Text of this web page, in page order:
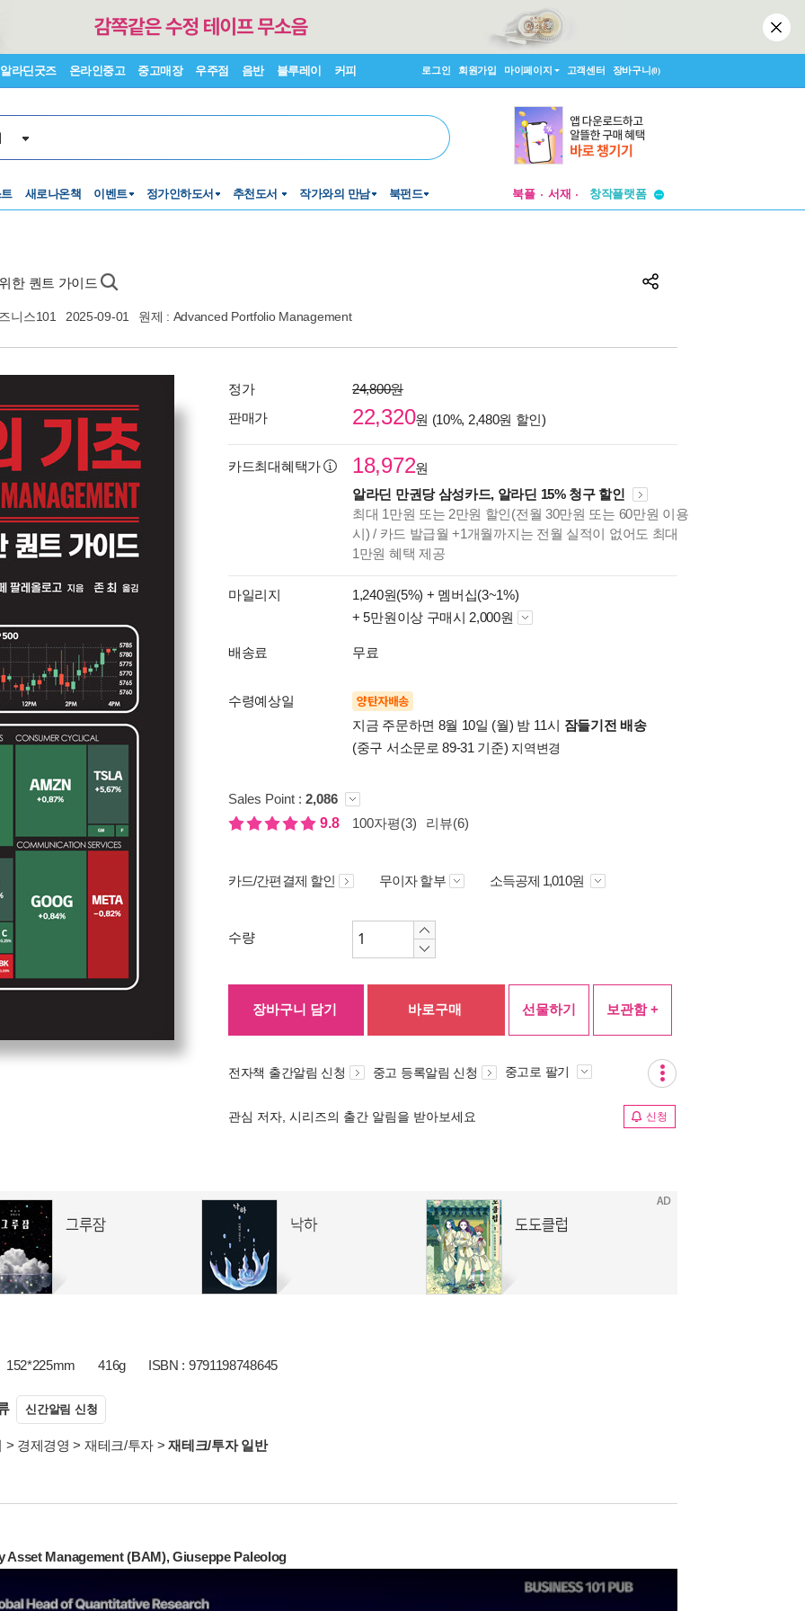
알라딘굿즈 온라인중고 중고매장 우주점 음반 블루레이 커피 로그인 회원가입 마이페이지 고객센터 장바구니(0)
새로나온책 이벤트 정가인하도서 추천도서 작가와의 만남 북펀드 북플 서재
창작플랫폼
한 퀀트 가이드
니스101 2025-09-01 원제 : Advanced Portfolio Management
정가
24,800원
판매가
22,320원 (10%, 2,480원 할인)
카드최대혜택가 18,972원
알라딘 만권당 삼성카드, 알라딘 15% 청구 할인
최대 1만원 또는 2만원 할인(전월 30만원 또는 60만원 이용
시) / 카드 발급월 +1개월까지는 전월 실적이 없어도 최대
1만원 혜택 제공
마일리지 1,240원(5%) + 멤버십(3~1%)
+ 5만원이상 구매시 2,000원
배송료 무료
수령예상일 양탄자배송
지금 주문하면 8월 10일 (월) 밤 11시 잠들기전 배송
(중구 서소문로 89-31 기준) 지역변경
Sales Point : 2,086
9.8
100자평(3) 리뷰(6)
카드/간편결제 할인 무이자 할부 소득공제 1,010원
수량
장바구니 담기 바로구매 선물하기 보관함 +
전자책 출간알림 신청 중고 등록알림 신청 중고로 팔기
관심 저자, 시리즈의 출간 알림을 받아보세요 신청
152*225mm 416g ISBN : 9791198748645
신간알림 신청
> 경제경영 > 재테크/투자 >재테크/투자 일반
Asset Management (BAM), Giuseppe Paleolog